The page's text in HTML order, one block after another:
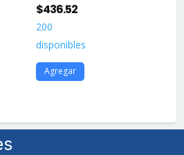
$436.52
200
disponibles
Agregar